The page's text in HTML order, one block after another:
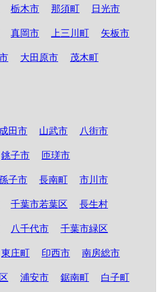
栃木市 那須町 日光市
真岡市 上三川町 矢板市
大田原市 茂木町
成田市 山武市 八街市
銚子市 匝瑳市
子市 長南町 市川市
千葉市若葉区 長生村
八千代市 千葉市緑区
東庄町 印西市 南房総市
浦安市 鋸南町 白子町